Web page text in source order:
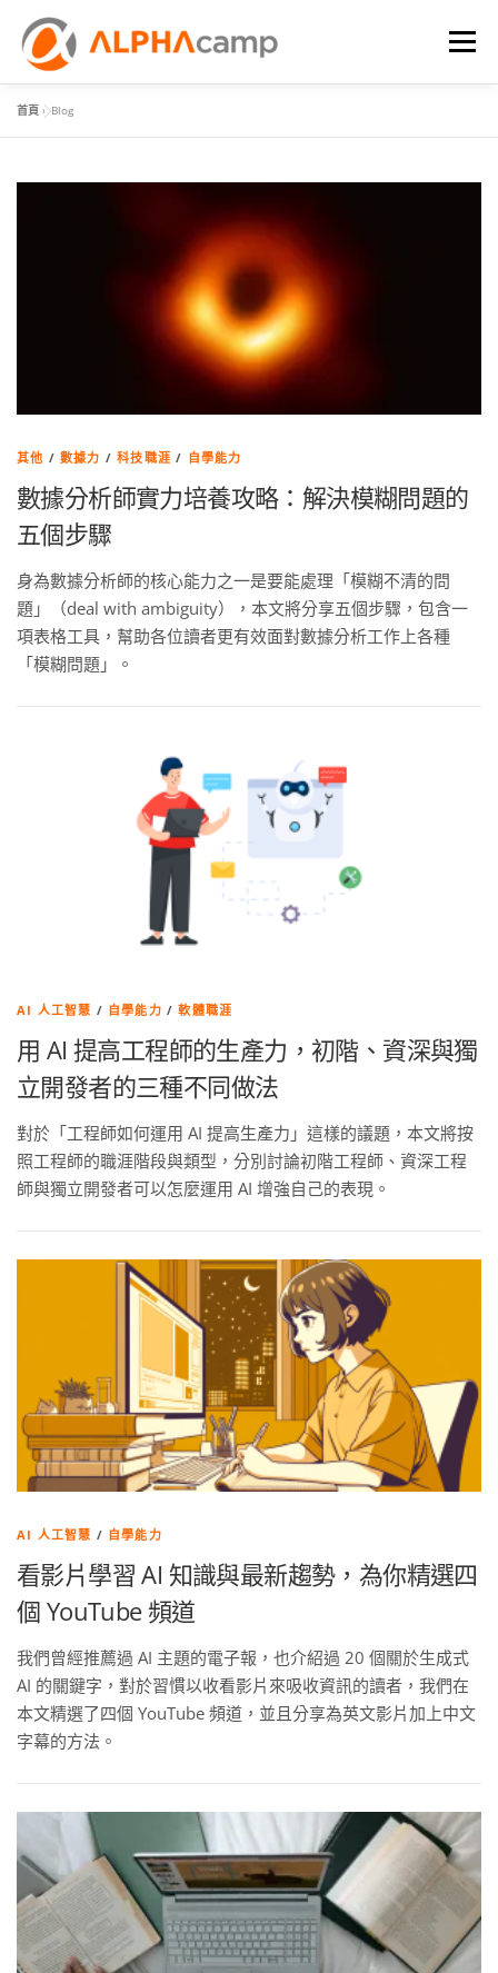
選單
首頁 »Blog
其他 /數據力 /科技職涯 / 自學能力
數據分析師實力培養攻略：解決模糊問題的
五個步驟
身為數據分析師的核心能力之一是要能處理「模糊不清的問
題」（deal with ambiguity），本文將分享五個步驟，包含一
項表格工具，幫助各位讀者更有效面對數據分析工作上各種
「模糊問題」。
AI 人工智慧 / 自學能力 /軟體職涯
用 AI 提高工程師的生產力，初階、資深與獨
立開發者的三種不同做法
對於「工程師如何運用 AI 提高生產力」這樣的議題，本文將按
照工程師的職涯階段與類型，分別討論初階工程師、資深工程
師與獨立開發者可以怎麼運用 AI 增強自己的表現。
AI 人工智慧 / 自學能力
看影片學習 AI 知識與最新趨勢，為你精選四
個 YouTube 頻道
我們曾經推薦過 AI 主題的電子報，也介紹過 20 個關於生成式
AI 的關鍵字，對於習慣以收看影片來吸收資訊的讀者，我們在
本文精選了四個 YouTube 頻道，並且分享為英文影片加上中文
字幕的方法。